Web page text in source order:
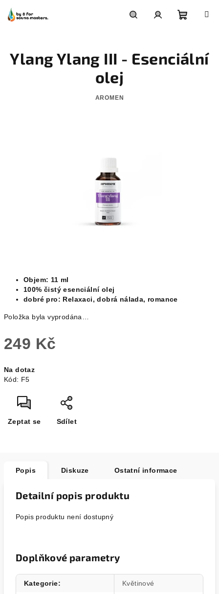
obsah
košík
Objem: 11 ml
100% čistý esenciální olej
dobré pro: Relaxaci, dobrá nálada, romance
Položka byla vyprodána…
249 Kč
cena:
Na dotaz
Kód: F5
Zeptat se Sdílet
Ylang Ylang III - Esenciální
olej
AROMEN
Popis Diskuze Ostatní informace
Detailní popis produktu
Popis produktu není dostupný
Doplňkové parametry
Kategorie: Květinové